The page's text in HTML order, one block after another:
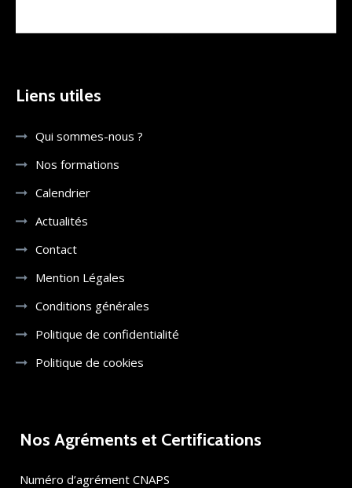
Liens utiles
Qui sommes-nous ?
Nos formations
Calendrier
Actualités
Contact
Mention Légales
Conditions générales
Politique de confidentialité
Politique de cookies
Nos Agréments et Certifications
Numéro d’agrément CNAPS